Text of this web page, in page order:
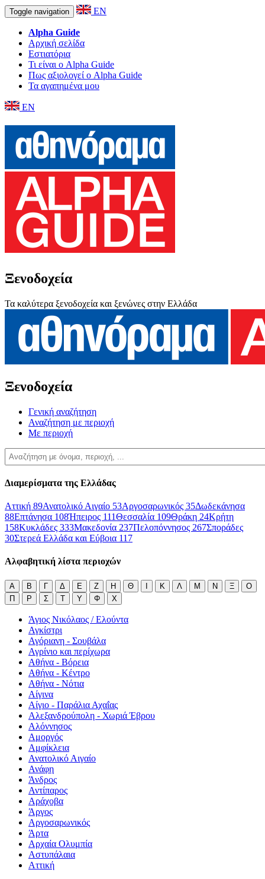
Toggle navigation EN
Alpha Guide
Αρχική σελίδα
Εστιατόρια
Τι είναι ο Alpha Guide
Πως αξιολογεί ο Alpha Guide
Τα αγαπημένα μου
EN
Ξενοδοχεία
Τα καλύτερα ξενοδοχεία και ξενώνες στην Ελλάδα
Ξενοδοχεία
Γενική αναζήτηση
Αναζήτηση με περιοχή
Με περιοχή
Διαμερίσματα της Ελλάδας
Αττική 89Ανατολικό Αιγαίο 53Αργοσαρωνικός 35Δωδεκάνησα
88Επτάνησα 108Ήπειρος 111Θεσσαλία 109Θράκη 24Κρήτη
158Κυκλάδες 333Μακεδονία 237Πελοπόννησος 267Σποράδες
30Στερεά Ελλάδα και Εύβοια 117
Αλφαβητική λίστα περιοχών
Α Β Γ Δ Ε Ζ Η Θ Ι Κ Λ Μ Ν Ξ
Ο
Π
Ρ Σ Τ Υ Φ Χ
Άγιος Νικόλαος / Ελούντα
Αγκίστρι
Αγόριανη - Σουβάλα
Αγρίνιο και περίχωρα
Αθήνα - Βόρεια
Αθήνα - Κέντρο
Αθήνα - Νότια
Αίγινα
Αίγιο - Παράλια Αχαΐας
Αλεξανδρούπολη - Χωριά Έβρου
Αλόννησος
Αμοργός
Αμφίκλεια
Ανατολικό Αιγαίο
Ανάφη
Άνδρος
Αντίπαρος
Αράχοβα
Άργος
Αργοσαρωνικός
Άρτα
Αρχαία Ολυμπία
Αστυπάλαια
Αττική